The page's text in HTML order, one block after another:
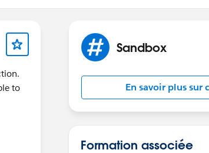
to
Sandbox
En savoir plus sur
Formation associée